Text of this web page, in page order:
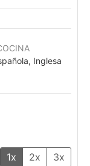
Inglesa
1x 2x 3x